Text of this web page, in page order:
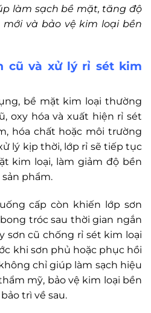
làm sạch bề mặt, tăng độ
và bảo vệ kim loại bền
cũ và xử lý rỉ sét kim
bề mặt kim loại thường
oxy hóa và xuất hiện rỉ sét
hóa chất hoặc môi trường
lý kịp thời, lớp rỉ sẽ tiếp tục
kim loại, làm giảm độ bền
phẩm.
cấp còn khiến lớp sơn
tróc sau thời gian ngắn
sơn cũ chống rỉ sét kim loại
khi sơn phủ hoặc phục hồi
chỉ giúp làm sạch hiệu
mỹ, bảo vệ kim loại bền
trì về sau.